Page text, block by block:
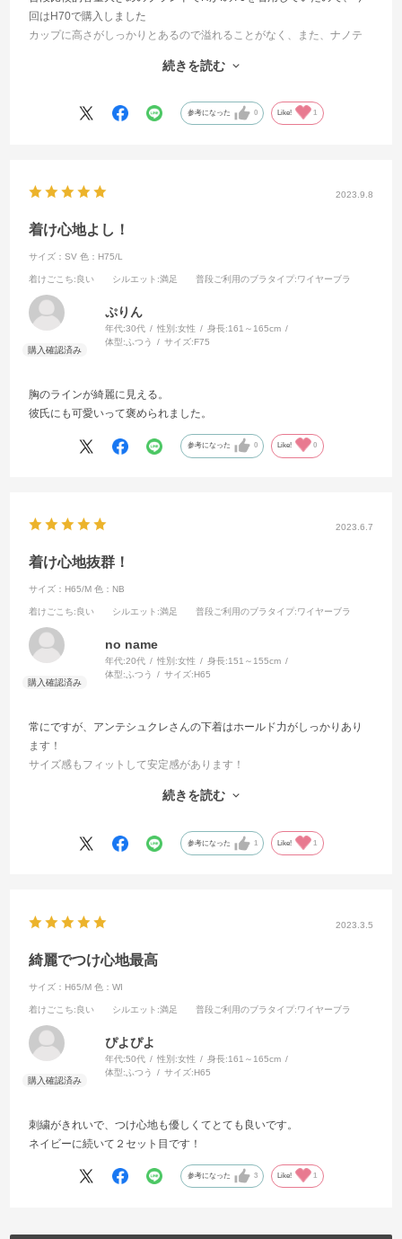
回はH70で購入しました
カップに高さがしっかりとあるので溢れることがなく、また、ナノテ
サイドすっきりな上向きバストにしてくれて、シルエットもすごく綺
ショーツもしっかりとお尻を覆ってくれる感じがして安心感がありま
続きを読む
参考になった 0 Like! 1
2023.9.8
着け心地よし！
サイズ：SV 色：H75/L
着けごこち:良い シルエット :満足 普段ご利用のブラタイプ:ワイヤーブラ
ぷりん
年代:30代 性別:女性 身長:161～165cm
体型: ふつう サイズ:F75
胸のラインが綺麗に見える。
彼氏にも可愛いって褒められました。
参考になった 0 Like! 0
2023.6.7
着け心地抜群！
サイズ：H65/M 色：NB
着けごこち:良い シルエット :満足 普段ご利用のブラタイプ:ワイヤーブラ
no name
年代:20代 性別:女性 身長:151～155cm
体型:ふつう サイズ:H65
常にですが、アンテシュクレさんの下着はホールド力がしっかりあり
ます！
サイズ感もフィットして安定感があります！
も色やデザインはあまり選べないことが多いのですが、デザインもカ
続きを読む
参考になった 1 Like! 1
2023.3.5
綺麗でつけ心地最高
サイズ：H65/M 色：WI
着けごこち:良い シルエット :満足 普段ご利用のブラタイプ:ワイヤーブラ
ぴよぴよ
年代:50代 性別:女性 身長:161～165cm
体型: ふつう サイズ:H65
刺繍がきれいで、つけ心地も優しくてとても良いです。
ネイビーに続いて２セット目です！
参考になった 3 Like! 1